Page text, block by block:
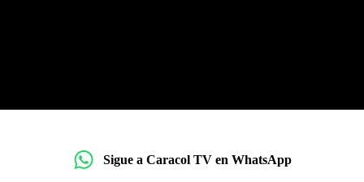
Sigue a Caracol TV en WhatsApp